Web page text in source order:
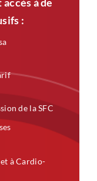
:
de la SFC
à Cardio-